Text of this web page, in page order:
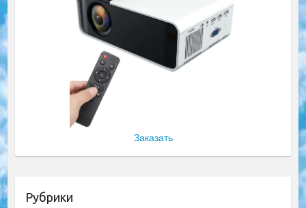
Заказать
Рубрики